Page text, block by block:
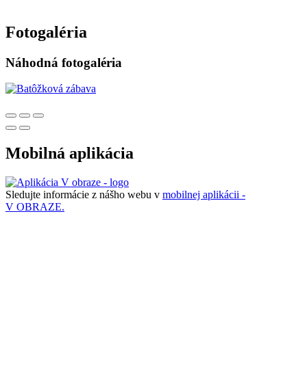
Fotogaléria
Náhodná fotogaléria
Mobilná aplikácia
Sledujte informácie z nášho webu v mobilnej aplikácii -
V OBRAZE.